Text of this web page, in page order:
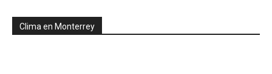
Clima en Monterrey